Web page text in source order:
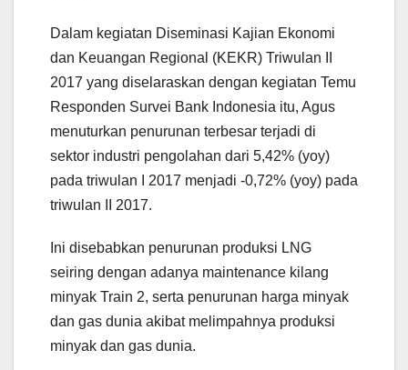
Dalam kegiatan Diseminasi Kajian Ekonomi
dan Keuangan Regional (KEKR) Triwulan II
2017 yang diselaraskan dengan kegiatan Temu
Responden Survei Bank Indonesia itu, Agus
menuturkan penurunan terbesar terjadi di
sektor industri pengolahan dari 5,42% (yoy)
pada triwulan I 2017 menjadi -0,72% (yoy) pada
triwulan II 2017.
Ini disebabkan penurunan produksi LNG
seiring dengan adanya maintenance kilang
minyak Train 2, serta penurunan harga minyak
dan gas dunia akibat melimpahnya produksi
minyak dan gas dunia.